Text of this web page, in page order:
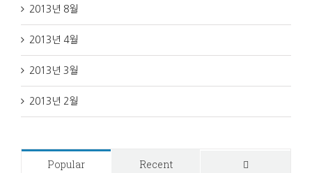
2013년 8월
2013년 4월
2013년 3월
2013년 2월
Popular Recent